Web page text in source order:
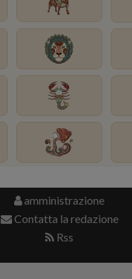
amministrazione
Contatta la redazione
Rss